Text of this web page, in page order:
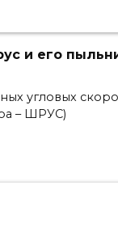
и его
угловых
– ШРУС)